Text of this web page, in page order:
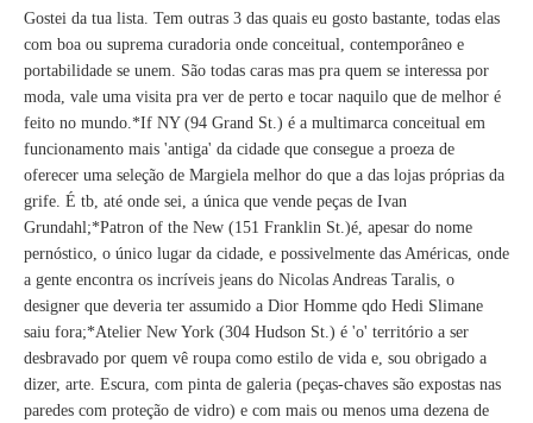
Gostei da tua lista. Tem outras 3 das quais eu gosto bastante, todas elas
com boa ou suprema curadoria onde conceitual, contemporâneo e
portabilidade se unem. São todas caras mas pra quem se interessa por
moda, vale uma visita pra ver de perto e tocar naquilo que de melhor é
feito no mundo.*If NY (94 Grand St.) é a multimarca conceitual em
funcionamento mais 'antiga' da cidade que consegue a proeza de
oferecer uma seleção de Margiela melhor do que a das lojas próprias da
grife. É tb, até onde sei, a única que vende peças de Ivan
Grundahl;*Patron of the New (151 Franklin St.)é, apesar do nome
pernóstico, o único lugar da cidade, e possivelmente das Américas, onde
a gente encontra os incríveis jeans do Nicolas Andreas Taralis, o
designer que deveria ter assumido a Dior Homme qdo Hedi Slimane
saiu fora;*Atelier New York (304 Hudson St.) é 'o' território a ser
desbravado por quem vê roupa como estilo de vida e, sou obrigado a
dizer, arte. Escura, com pinta de galeria (peças-chaves são expostas nas
paredes com proteção de vidro) e com mais ou menos uma dezena de